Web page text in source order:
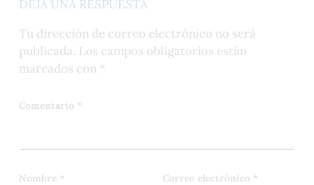
DEJA UNA RESPUESTA
Tu dirección de correo electrónico no será
publicada. Los campos obligatorios están
marcados con *
Comentario *
Nombre * Correo electrónico *